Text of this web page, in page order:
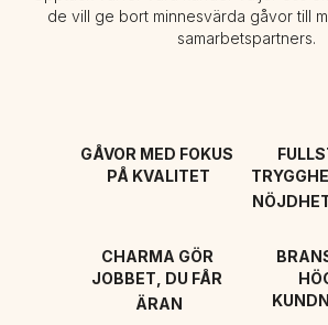
de vill ge bort minnesvärda gåvor till
samarbetspartners.
GÅVOR MED FOKUS
PÅ KVALITET
CHARMA GÖR
JOBBET, DU FÅR
ÄRAN